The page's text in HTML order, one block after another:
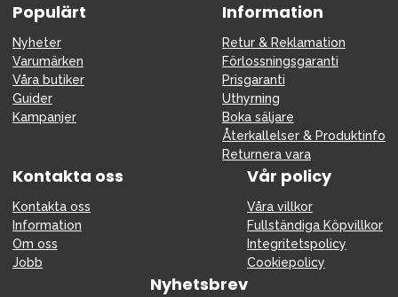
Populärt
Nyheter
Varumärken
Våra butiker
Guider
Kampanjer
Information
Retur & Reklamation
Förlossningsgaranti
Prisgaranti
Uthyrning
Boka säljare
Återkallelser & Produktinfo
Returnera vara
Kontakta oss
Kontakta oss
Information
Om oss
Jobb
Vår policy
Våra villkor
Fullständiga Köpvillkor
Integritetspolicy
Cookiepolicy
Nyhetsbrev